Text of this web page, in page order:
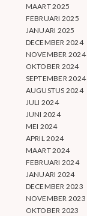
MAART 2025
FEBRUARI 2025
JANUARI 2025
DECEMBER 2024
NOVEMBER 2024
OKTOBER 2024
SEPTEMBER 2024
AUGUSTUS 2024
JULI 2024
JUNI 2024
MEI 2024
APRIL 2024
MAART 2024
FEBRUARI 2024
JANUARI 2024
DECEMBER 2023
NOVEMBER 2023
OKTOBER 2023